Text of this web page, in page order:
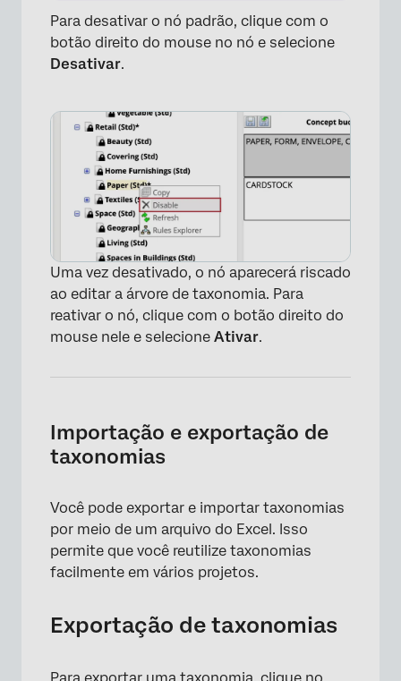
Para desativar o nó padrão, clique com o
botão direito do mouse no nó e selecione
Desativar.
Uma vez desativado, o nó aparecerá riscado
ao editar a árvore de taxonomia. Para
reativar o nó, clique com o botão direito do
mouse nele e selecione Ativar.
Importação e exportação de
taxonomias
Você pode exportar e importar taxonomias
por meio de um arquivo do Excel. Isso
permite que você reutilize taxonomias
facilmente em vários projetos.
Exportação de taxonomias